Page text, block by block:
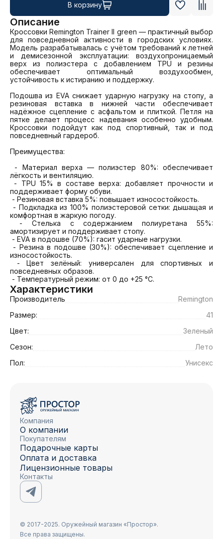
В корзину
Описание
Кроссовки Remington Trainer II green — практичный выбор
для повседневной активности в городских условиях.
Модель разрабатывалась с учётом требований к летней
и демисезонной эксплуатации: воздухопроницаемый
верх из полиэстера с добавлением TPU и резины
обеспечивает оптимальный воздухообмен,
устойчивость к истиранию и поддержку.
Подошва из EVA снижает ударную нагрузку на стопу, а
резиновая вставка в нижней части обеспечивает
надёжное сцепление с асфальтом и плиткой. Петля на
пятке делает процесс надевания особенно удобным.
Кроссовки подойдут как под спортивный, так и под
повседневный гардероб.
Преимущества:
лёгкость и вентиляцию.
поддерживает форму обуви.
комфортная в жаркую погоду.
амортизирует и поддерживает стопу.
износостойкость.
повседневных образов.
- Температурный режим: от 0 до +25 °C.
Характеристики
Производитель
Remington
Размер:
41
Цвет:
Зеленый
Сезон:
Лето
Пол:
Унисекс
Компания
О компании
Покупателям
Подарочные карты
Оплата и доставка
Лицензионные товары
Контакты
© 2017-2025. Оружейный магазин «Простор».
Все права защищены.